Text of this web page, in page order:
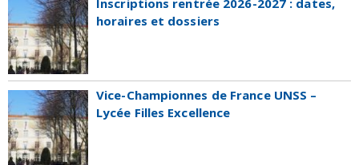
horaires et dossiers
Vice-Championnes de France UNSS –
Lycée Filles Excellence